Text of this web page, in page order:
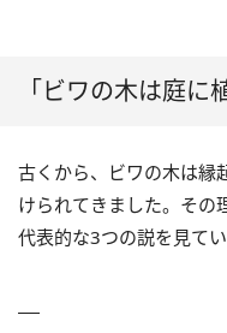
「ビワの木は庭
古くから、ビワの木は縁
けられてきました。その
代表的な3つの説を見てい